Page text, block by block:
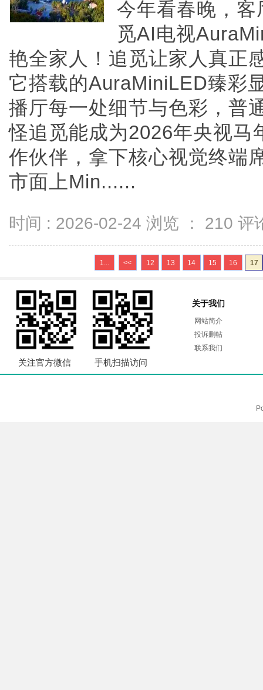
今年看春晚，客
觅AI电视
艳全家人！追觅让家人真正
它搭载的AuraMiniLED臻彩
播厅每一处细节与色彩，普
怪追觅能成为2026年央视马
作伙伴，拿下核心视觉终端
市面上Min......
时间 : 2026-02-24 浏览 ： 210 评
1... << 12 13 14 15 16 17
关注官方微信 手机扫描访问
关于我们
网站简介
投诉删帖
联系我们